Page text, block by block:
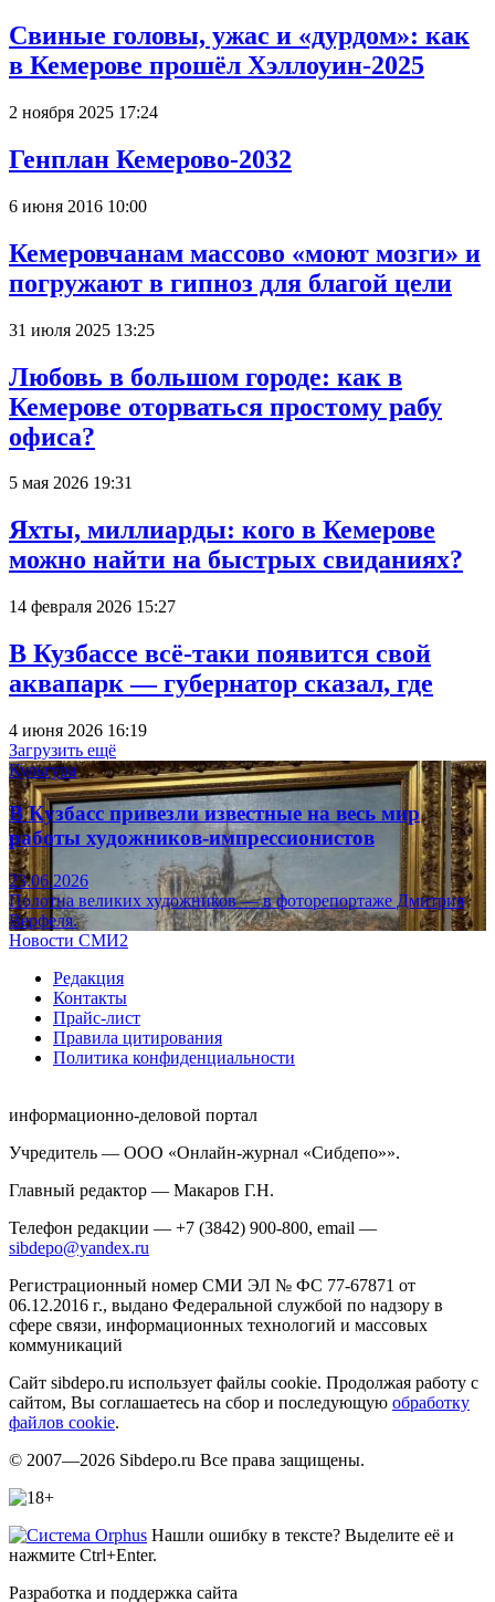
Свиные головы, ужас и «дурдом»: как
в Кемерове прошёл Хэллоуин-2025
2 ноября 2025 17:24
Генплан Кемерово-2032
6 июня 2016 10:00
Кемеровчанам массово «моют мозги» и
погружают в гипноз для благой цели
31 июля 2025 13:25
Любовь в большом городе: как в
Кемерове оторваться простому рабу
офиса?
5 мая 2026 19:31
Яхты, миллиарды: кого в Кемерове
можно найти на быстрых свиданиях?
14 февраля 2026 15:27
В Кузбассе всё-таки появится свой
аквапарк — губернатор сказал, где
4 июня 2026 16:19
Загрузить ещё
Культура
В Кузбасс привезли известные на весь мир
работы художников-импрессионистов
23.06.2026
Полотна великих художников — в фоторепортаже Дмитрия
Верфеля.
Новости СМИ2
Редакция
Контакты
Прайс-лист
Правила цитирования
Политика конфиденциальности
информационно-деловой портал
Учредитель — ООО «Онлайн-журнал «Сибдепо»».
Главный редактор — Макаров Г.Н.
Телефон редакции — +7 (3842) 900-800, email —
sibdepo@yandex.ru
Регистрационный номер СМИ ЭЛ № ФС 77-67871 от
06.12.2016 г., выдано Федеральной службой по надзору в
сфере связи, информационных технологий и массовых
коммуникаций
Сайт sibdepo.ru использует файлы cookie. Продолжая работу с
сайтом, Вы соглашаетесь на сбор и последующую обработку
файлов cookie.
© 2007—2026 Sibdepo.ru Все права защищены.
Нашли ошибку в тексте? Выделите её и
нажмите Ctrl+Enter.
Разработка и поддержка сайта